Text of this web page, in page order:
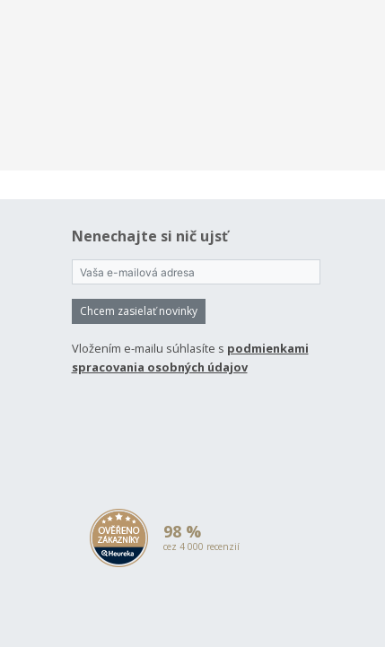
Nenechajte si nič ujsť
Chcem zasielať novinky
Vložením e-mailu súhlasíte s podmienkami
spracovania osobných údajov
98 %
cez 4 000 recenzií